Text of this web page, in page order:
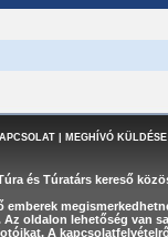
| MEGHÍVÓ KÜLDÉSE
és Túratárs kereső
oldalon lehetőség van
A